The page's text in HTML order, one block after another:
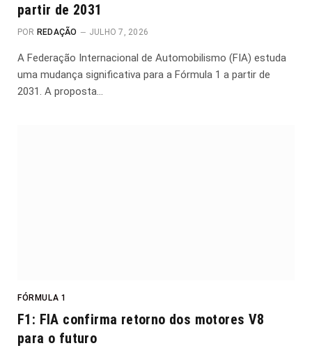
partir de 2031
POR REDAÇÃO JULHO 7, 2026
A Federação Internacional de Automobilismo (FIA) estuda
uma mudança significativa para a Fórmula 1 a partir de
2031. A proposta…
FÓRMULA 1
F1: FIA confirma retorno dos motores V8
para o futuro